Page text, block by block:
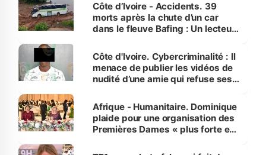
Côte d’Ivoire - Accidents. 39
morts après la chute d’un car
dans le fleuve Bafing : Un lecteur
des Transports
Côte d'Ivoire. Cybercriminalité : Il
menace de publier les vidéos de
nudité d’une amie qui refuse ses
Afrique - Humanitaire. Dominique
plaide pour une organisation des
Premières Dames « plus forte et
sur la scène internationale »